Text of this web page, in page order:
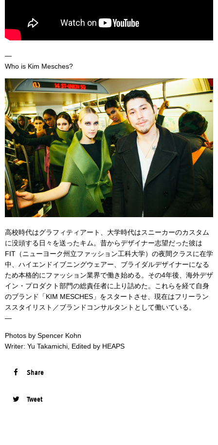
—
Who is Kim Mesches?
高校時代はグラフィティアート、大学時代はスニーカーのカスタム
に没頭する日々を送ったキム。昔からデザイナー志望だった彼は
FIT（ニューヨーク州立ファッション工科大学）の夜間クラスに在学
中、ハイエンドイブニングウェアー、ブライダルデザイナーになる
ため本格的にファッション業界で働き始める。その4年後、海外デザ
イン・プロダクト部門の総責任者に上り詰めた。これらを経て自身
のブランド「KIM MESCHES」をスタートさせ、現在はフリーラン
ススタイリスト／ブランドコンサルタントとして働いている。
—
Photos by Spencer Kohn
Writer: Yu Takamichi, Edited by HEAPS
Share
Tweet